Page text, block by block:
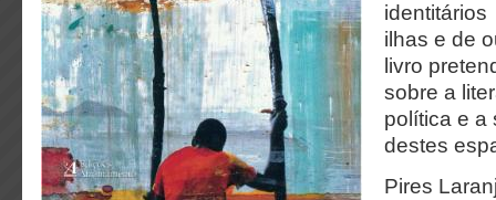
ilhas e de
livro
sobre a
política e a
destes
Pires